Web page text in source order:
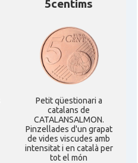
5centims
Petit qüestionari a
catalans de
CATALANSALMON.
Pinzellades d'un grapat
de vides viscudes amb
intensitat i en català per
tot el món